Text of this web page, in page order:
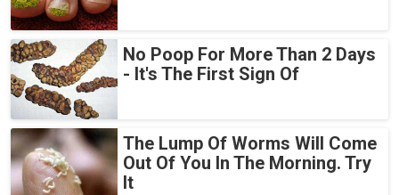
No Poop For More Than 2 Days
- It's The First Sign Of
The Lump Of Worms Will Come
Out Of You In The Morning. Try
It